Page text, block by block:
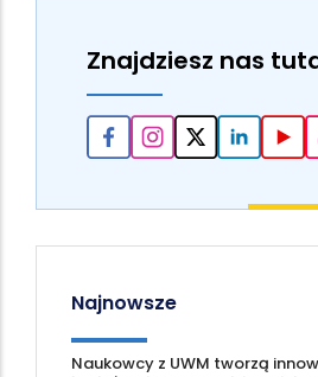
Znajdziesz nas
Najnowsze
Naukowcy z UWM tworzą